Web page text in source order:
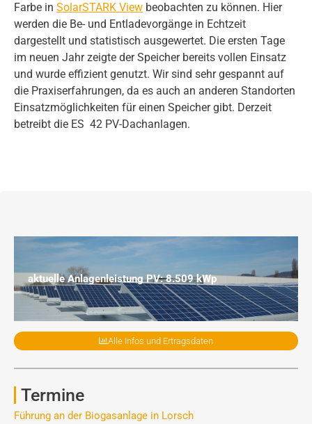
Farbe in SolarSTARK View beobachten zu können. Hier
werden die Be- und Entladevorgänge in Echtzeit
dargestellt und statistisch ausgewertet. Die ersten Tage
im neuen Jahr zeigte der Speicher bereits vollen Einsatz
und wurde effizient genutzt. Wir sind sehr gespannt auf
die Praxiserfahrungen, da es auch an anderen Standorten
Einsatzmöglichkeiten für einen Speicher gibt. Derzeit
betreibt die ES 42 PV-Dachanlagen.
aktuelle Anlagenleistung PV: 8.509 kWp
Alle Infos und Ertragsdaten
Termine
Führung an der Biogasanlage in Lorsch